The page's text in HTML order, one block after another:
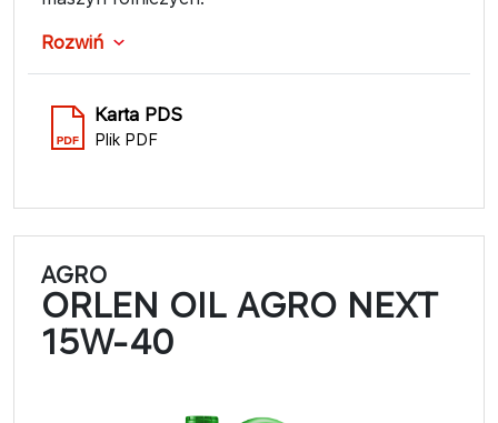
Rozwiń
Karta PDS
Plik PDF
AGRO
ORLEN OIL AGRO NEXT
15W-40